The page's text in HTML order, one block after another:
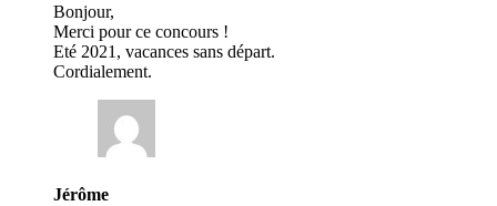
Bonjour,
Merci pour ce concours !
Eté 2021, vacances sans départ.
Cordialement.
Jérôme